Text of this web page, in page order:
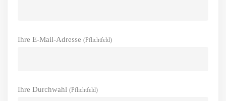
Ihre E-Mail-Adresse (Pflichtfeld)
Ihre Durchwahl (Pflichtfeld)